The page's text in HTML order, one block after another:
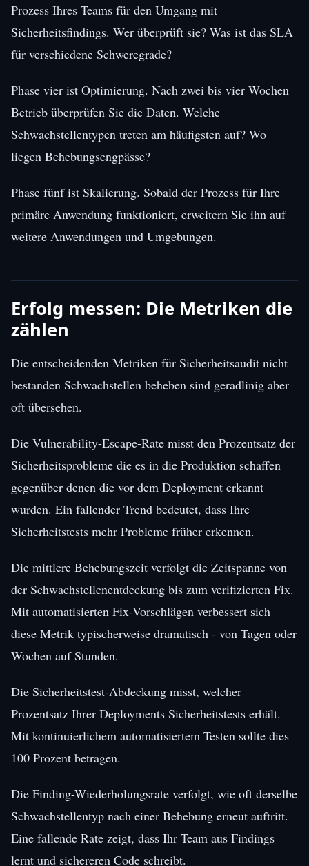
Prozess Ihres Teams für den Umgang mit
Sicherheitsfindings. Wer überprüft sie? Was ist das SLA
für verschiedene Schweregrade?
Phase vier ist Optimierung. Nach zwei bis vier Wochen
Betrieb überprüfen Sie die Daten. Welche
Schwachstellentypen treten am häufigsten auf? Wo
liegen Behebungsengpässe?
Phase fünf ist Skalierung. Sobald der Prozess für Ihre
primäre Anwendung funktioniert, erweitern Sie ihn auf
weitere Anwendungen und Umgebungen.
Erfolg messen: Die Metriken die
zählen
Die entscheidenden Metriken für Sicherheitsaudit nicht
bestanden Schwachstellen beheben sind geradlinig aber
oft übersehen.
Die Vulnerability-Escape-Rate misst den Prozentsatz der
Sicherheitsprobleme die es in die Produktion schaffen
gegenüber denen die vor dem Deployment erkannt
wurden. Ein fallender Trend bedeutet, dass Ihre
Sicherheitstests mehr Probleme früher erkennen.
Die mittlere Behebungszeit verfolgt die Zeitspanne von
der Schwachstellenentdeckung bis zum verifizierten Fix.
Mit automatisierten Fix-Vorschlägen verbessert sich
diese Metrik typischerweise dramatisch - von Tagen oder
Wochen auf Stunden.
Die Sicherheitstest-Abdeckung misst, welcher
Prozentsatz Ihrer Deployments Sicherheitstests erhält.
Mit kontinuierlichem automatisiertem Testen sollte dies
100 Prozent betragen.
Die Finding-Wiederholungsrate verfolgt, wie oft derselbe
Schwachstellentyp nach einer Behebung erneut auftritt.
Eine fallende Rate zeigt, dass Ihr Team aus Findings
lernt und sichereren Code schreibt.